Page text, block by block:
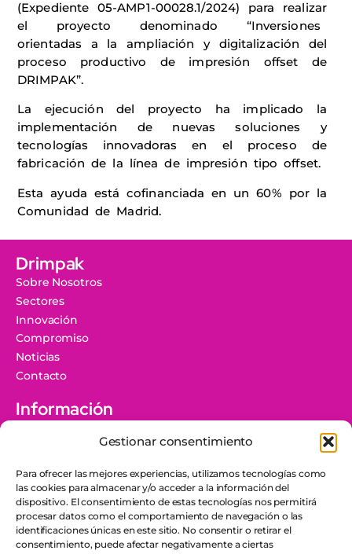
Gestionar consentimiento
Para ofrecer las mejores experiencias, utilizamos tecnologías como
las cookies para almacenar y/o acceder a la información del
dispositivo. El consentimiento de estas tecnologías nos permitirá
procesar datos como el comportamiento de navegación o las
identificaciones únicas en este sitio. No consentir o retirar el
consentimiento, puede afectar negativamente a ciertas
(Expediente 05-AMP1-00028.1/2024) para realizar
el proyecto denominado “Inversiones
orientadas a la ampliación y digitalización del
proceso productivo de impresión offset de
DRIMPAK”.
La ejecución del proyecto ha implicado la
implementación de nuevas soluciones y
tecnologías innovadoras en el proceso de
fabricación de la línea de impresión tipo offset.
Esta ayuda está cofinanciada en un 60% por la
Comunidad de Madrid.
Drimpak
Sobre Nosotros
Sectores
Innovación
Compromiso
Noticias
Contacto
Información
Protección de Datos
Canal Ético
Grupo Docuworld
Política Corporativa y de Sostenibilidad
Código Ético y de Conducta